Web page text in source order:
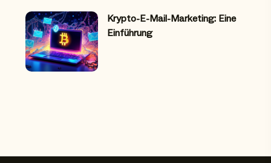
Krypto-E-Mail-Marketing: Eine
Einführung